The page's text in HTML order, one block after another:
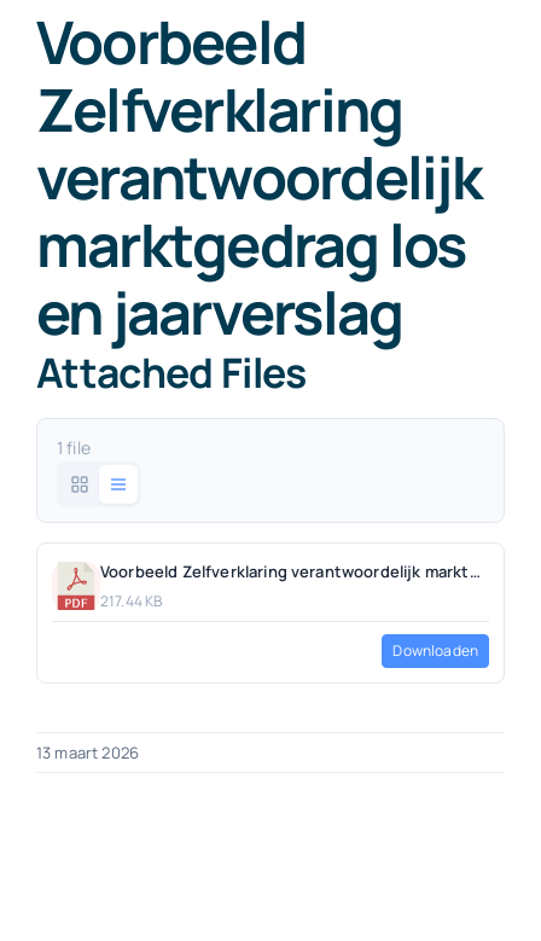
Voorbeeld
Zelfverklaring
verantwoordelijk
marktgedrag los
en jaarverslag
Attached Files
1 file
Voorbeeld Zelfverklaring verantwoordelijk marktgedrag los en jaarverslag.pdf
217.44 KB
Downloaden
13 maart 2026